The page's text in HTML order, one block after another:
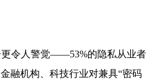
更令人警觉——53%的隐私从业者
融机构、科技行业对兼具“密码